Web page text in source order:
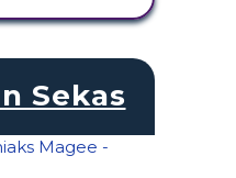
Sekas